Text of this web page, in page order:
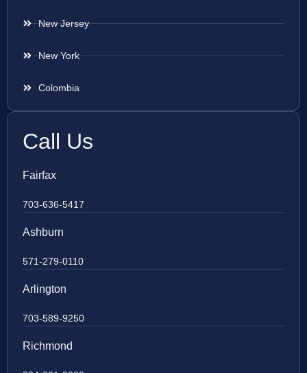
New Jersey
New York
Colombia
Call Us
Fairfax
703-636-5417
Ashburn
571-279-0110
Arlington
703-589-9250
Richmond